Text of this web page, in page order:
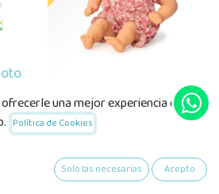
Pomea Baby Jacinthe
44,90€
una mejor experiencia de
Política de Cookies
Solo las necesarias Acepto